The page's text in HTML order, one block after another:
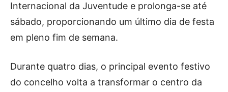
Seia em Números
AUTÁRQUICAS 2025 em Seia
Tel. 238 310 090 (chamada para a rede fixa nacional)
E-mail: jornalsantamarinha@gmail.com
Internacional da Juventude e prolonga-se até
sábado, proporcionando um último dia de festa
em pleno fim de semana.
Durante quatro dias, o principal evento festivo
do concelho volta a transformar o centro da